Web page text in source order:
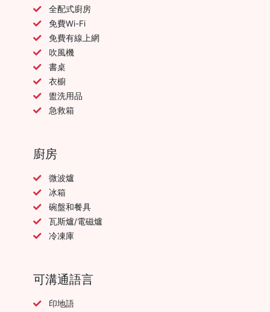
全配式廚房
免費Wi-Fi
免費有線上網
吹風機
書桌
衣櫥
盥洗用品
急救箱
廚房
微波爐
冰箱
碗盤和餐具
瓦斯爐/電磁爐
冷凍庫
可溝通語言
印地語